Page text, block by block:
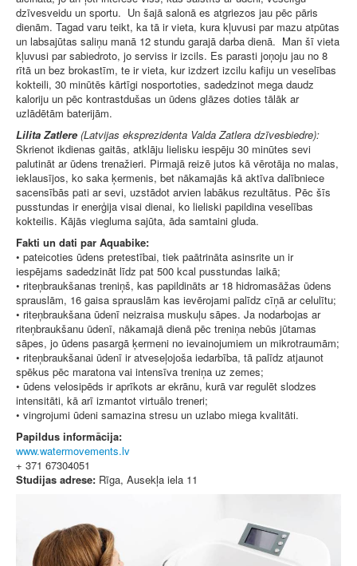
dzīvesveidu un sportu. Un šajā salonā es atgriezos jau pēc pāris
dienām. Tagad varu teikt, ka tā ir vieta, kura kļuvusi par mazu atpūtas
un labsajūtas saliņu manā 12 stundu garajā darba dienā. Man šī vieta
kļuvusi par sabiedroto, jo serviss ir izcils. Es parasti joņoju jau no 8
rītā un bez brokastīm, te ir vieta, kur izdzert izcilu kafiju un veselības
kokteili, 30 minūtēs kārtīgi nosportoties, sadedzinot mega daudz
kaloriju un pēc kontrastdušas un ūdens glāzes doties tālāk ar
uzlādētām baterijām.
Lilita Zatlere (Latvijas eksprezidenta Valda Zatlera dzīvesbiedre):
Skrienot ikdienas gaitās, atklāju lielisku iespēju 30 minūtes sevi
palutināt ar ūdens trenažieri. Pirmajā reizē jutos kā vērotāja no malas,
ieklausījos, ko saka ķermenis, bet nākamajās kā aktīva dalībniece
sacensībās pati ar sevi, uzstādot arvien labākus rezultātus. Pēc šīs
pusstundas ir enerģija visai dienai, ko lieliski papildina veselības
kokteilis. Kājās viegluma sajūta, āda samtaini gluda.
Fakti un dati par Aquabike:
• pateicoties ūdens pretestībai, tiek paātrināta asinsrite un ir
iespējams sadedzināt līdz pat 500 kcal pusstundas laikā;
• riteņbraukšanas treniņš, kas papildināts ar 18 hidromasāžas ūdens
sprauslām, 16 gaisa sprauslām kas ievērojami palīdz cīņā ar celulītu;
• riteņbraukšana ūdenī neizraisa muskuļu sāpes. Ja nodarbojas ar
riteņbraukšanu ūdenī, nākamajā dienā pēc treniņa nebūs jūtamas
sāpes, jo ūdens pasargā ķermeni no ievainojumiem un mikrotraumām;
• riteņbraukšanai ūdenī ir atveseļojoša iedarbība, tā palīdz atjaunot
spēkus pēc maratona vai intensīva treniņa uz zemes;
• ūdens velosipēds ir aprīkots ar ekrānu, kurā var regulēt slodzes
intensitāti, kā arī izmantot virtuālo treneri;
• vingrojumi ūdeni samazina stresu un uzlabo miega kvalitāti.
Papildus informācija:
www.watermovements.lv
+ 371 67304051
Studijas adrese: Rīga, Ausekļa iela 11